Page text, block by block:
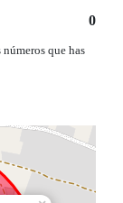
0
que has